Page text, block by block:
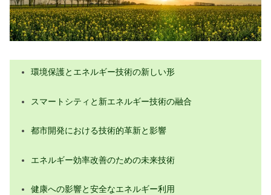
環境保護とエネルギー技術の新しい形
スマートシティと新エネルギー技術の融合
都市開発における技術的革新と影響
エネルギー効率改善のための未来技術
健康への影響と安全なエネルギー利用